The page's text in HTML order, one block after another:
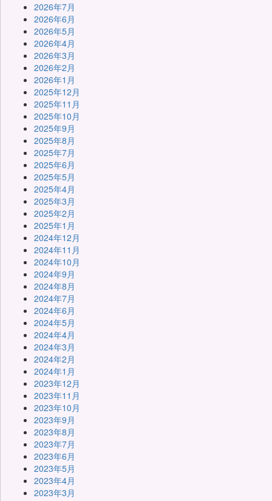
2026年7月
2026年6月
2026年5月
2026年4月
2026年3月
2026年2月
2026年1月
2025年12月
2025年11月
2025年10月
2025年9月
2025年8月
2025年7月
2025年6月
2025年5月
2025年4月
2025年3月
2025年2月
2025年1月
2024年12月
2024年11月
2024年10月
2024年9月
2024年8月
2024年7月
2024年6月
2024年5月
2024年4月
2024年3月
2024年2月
2024年1月
2023年12月
2023年11月
2023年10月
2023年9月
2023年8月
2023年7月
2023年6月
2023年5月
2023年4月
2023年3月